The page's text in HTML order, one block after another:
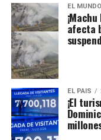
EL MUNDO
afecta
EL PAIS
¡El